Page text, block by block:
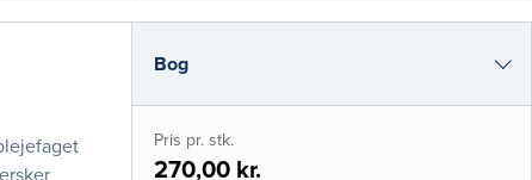
Bog
i-bog
Pris pr. stk.
270,00 kr.